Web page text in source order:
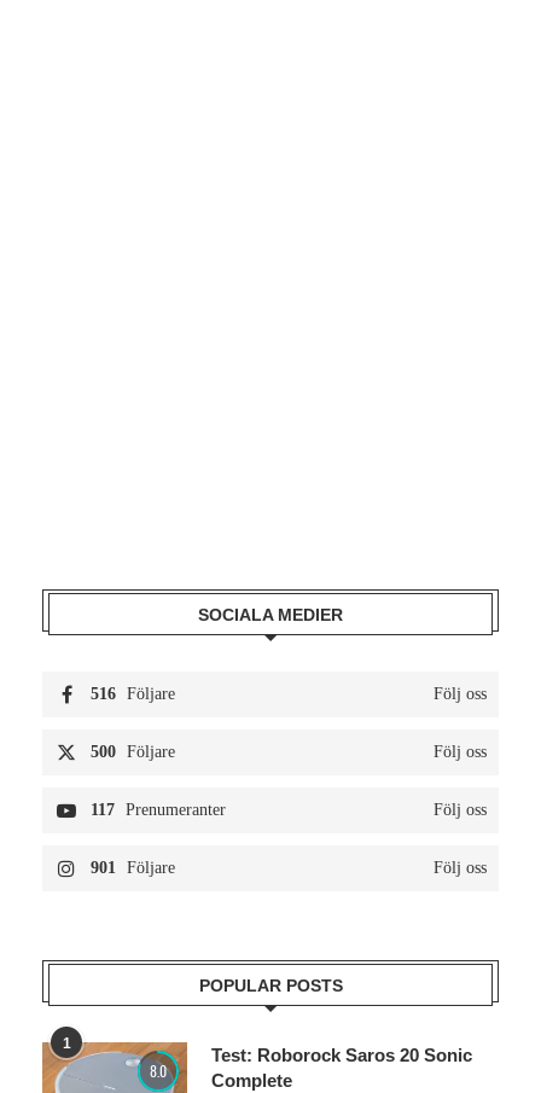
SOCIALA MEDIER
516 Följare Följ oss
500 Följare Följ oss
117 Prenumeranter Följ oss
901 Följare Följ oss
POPULAR POSTS
1
8.0
Test: Roborock Saros 20 Sonic
Complete